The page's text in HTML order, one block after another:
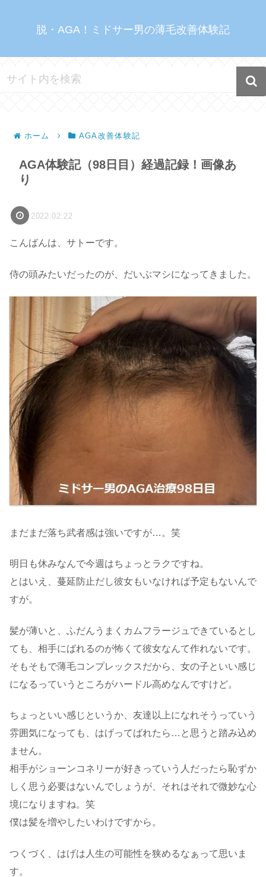
脱・AGA！ミドサー男の薄毛改善体験記
ホーム AGA改善体験記
AGA体験記（98日目）経過記録！画像あ
り
2022.02.22
こんばんは、サトーです。
侍の頭みたいだったのが、だいぶマシになってきました。
まだまだ落ち武者感は強いですが…。笑
明日も休みなんで今週はちょっとラクですね。
とはいえ、蔓延防止だし彼女もいなければ予定もないんで
すが。
髪が薄いと、ふだんうまくカムフラージュできているとし
ても、相手にばれるのが怖くて彼女なんて作れないです。
そもそもで薄毛コンプレックスだから、女の子といい感じ
になるっていうところがハードル高めなんですけど。
ちょっといい感じというか、友達以上になれそうっていう
雰囲気になっても、はげってばれたら…と思うと踏み込め
ません。
相手がショーンコネリーが好きっていう人だったら恥ずか
しく思う必要はないんでしょうが、それはそれで微妙な心
境になりますね。笑
僕は髪を増やしたいわけですから。
つくづく、はげは人生の可能性を狭めるなぁって思いま
す。